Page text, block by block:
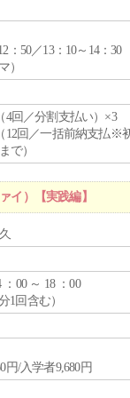
：50／13：10～14：30
）
4回／分割支払い）×3
12回／一括前納支払※
で）
イ）【実践編】
：00 ～ 18 ：00
1回含む）
円/入学者9,680円